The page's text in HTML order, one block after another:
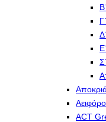
ACT